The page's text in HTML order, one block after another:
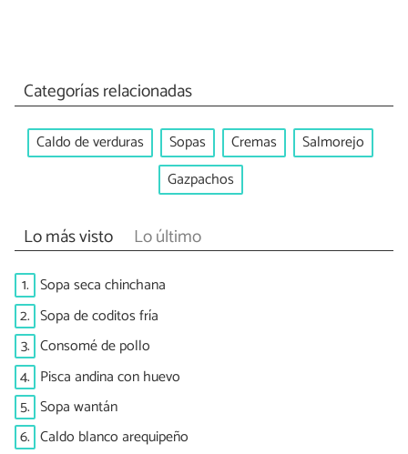
Categorías relacionadas
Caldo de verduras Sopas Cremas
Salmorejo
Gazpachos
Lo más visto Lo último
1. Sopa seca chinchana
2. Sopa de coditos fría
3. Consomé de pollo
4. Pisca andina con huevo
5. Sopa wantán
6. Caldo blanco arequipeño